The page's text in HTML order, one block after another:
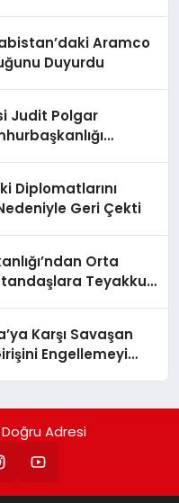
Aramco
Duyurdu
Judit Polgar
Diplomatlarını
Geri Çekti
Orta
Teyakkuz
Karşı Savaşan
Engellemeyi
Adresi